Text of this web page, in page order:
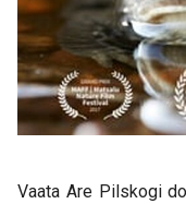
Vaata Are Pilskogi